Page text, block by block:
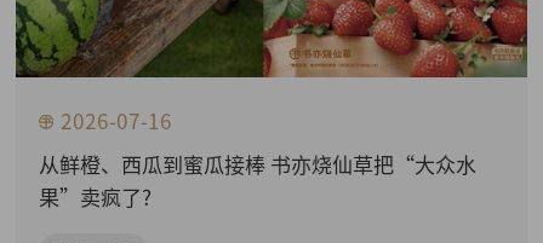
2026-07-16
从鲜橙、西瓜到蜜瓜接棒 书亦烧仙草把“大众水
果”卖疯了?